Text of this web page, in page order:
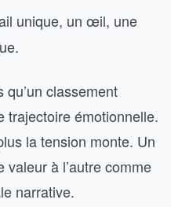
unique, un œil, une
qu’un classement
trajectoire émotionnelle.
la tension monte. Un
valeur à l’autre comme
narrative.